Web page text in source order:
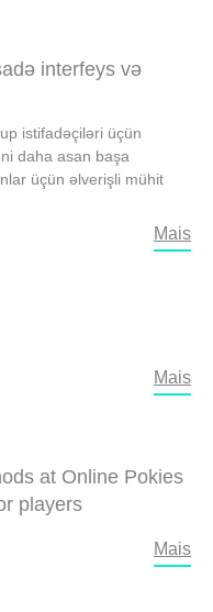
interfeys və
istifadəçiləri üçün
daha asan başa
üçün əlverişli mühit
Mais
Mais
at Online Pokies
players
Mais